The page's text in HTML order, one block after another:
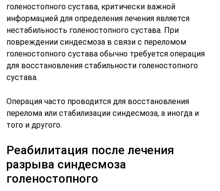
голеностопного сустава, критически важной
информацией для определения лечения является
нестабильность голеностопного сустава. При
повреждении синдесмоза в связи с переломом
голеностопного сустава обычно требуется операция
для восстановления стабильности голеностопного
сустава.
Операция часто проводится для восстановления
перелома или стабилизации синдесмоза, а иногда и
того и другого.
Реабилитация после лечения
разрыва синдесмоза
голеностопного